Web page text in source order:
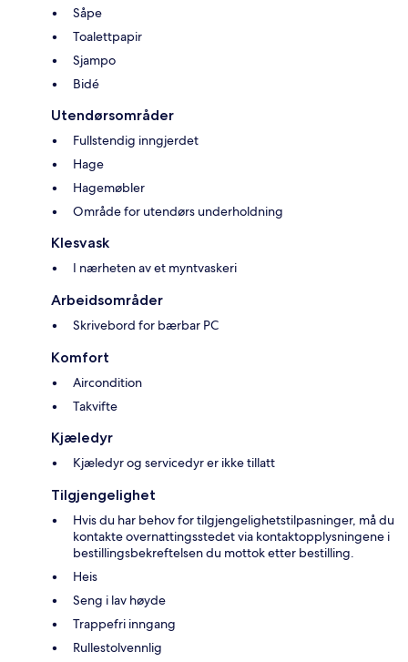
Såpe
Toalettpapir
Sjampo
Bidé
Utendørsområder
Fullstendig inngjerdet
Hage
Hagemøbler
Område for utendørs underholdning
Klesvask
I nærheten av et myntvaskeri
Arbeidsområder
Skrivebord for bærbar PC
Komfort
Aircondition
Takvifte
Kjæledyr
Kjæledyr og servicedyr er ikke tillatt
Tilgjengelighet
Hvis du har behov for tilgjengelighetstilpasninger, må du
kontakte overnattingsstedet via kontaktopplysningene i
bestillingsbekreftelsen du mottok etter bestilling.
Heis
Seng i lav høyde
Trappefri inngang
Rullestolvennlig